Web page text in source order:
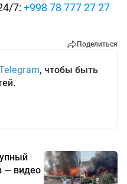
7: +998 78 777 27 27
Поделиться
, чтобы быть
— видео